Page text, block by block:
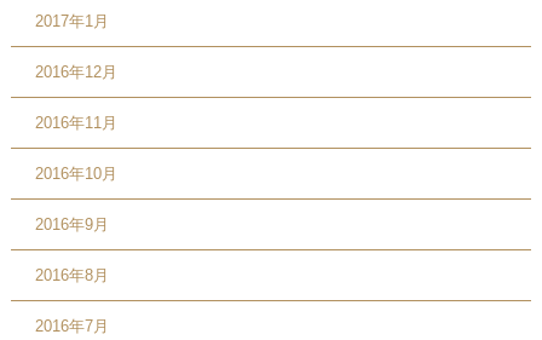
2017年1月
2016年12月
2016年11月
2016年10月
2016年9月
2016年8月
2016年7月